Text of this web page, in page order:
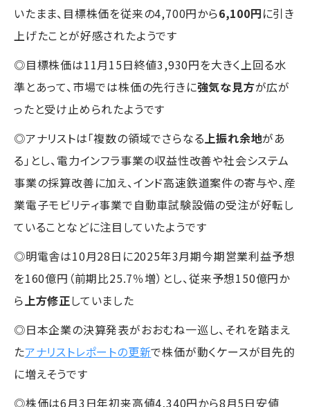
いたまま、目標株価を従来の4,700円から6,100円に引き
上げたことが好感されたようです
◎目標株価は11月15日終値3,930円を大きく上回る水
準とあって、市場では株価の先行きに強気な見方が広が
ったと受け止められたようです
◎アナリストは「複数の領域でさらなる 上振れ余地があ
る」とし、電力インフラ事業の収益性改善や社会システム
事業の採算改善に加え、インド高速鉄道案件の寄与や、産
業電子モビリティ事業で自動車試験設備の受注が好転し
ていることなどに注目していたようです
◎明電舎は10月28日に2025年3月期今期営業利益予想
を160億円（前期比25.7％増）とし、従来予想150億円か
ら 上方修正していました
◎日本企業の決算発表がおおむね一巡し、それを踏まえ
たアナリストレポートの更新で株価が動くケースが目先的
に増えそうです
◎株価は6月3日年初来高値4,340円から8月5日安値